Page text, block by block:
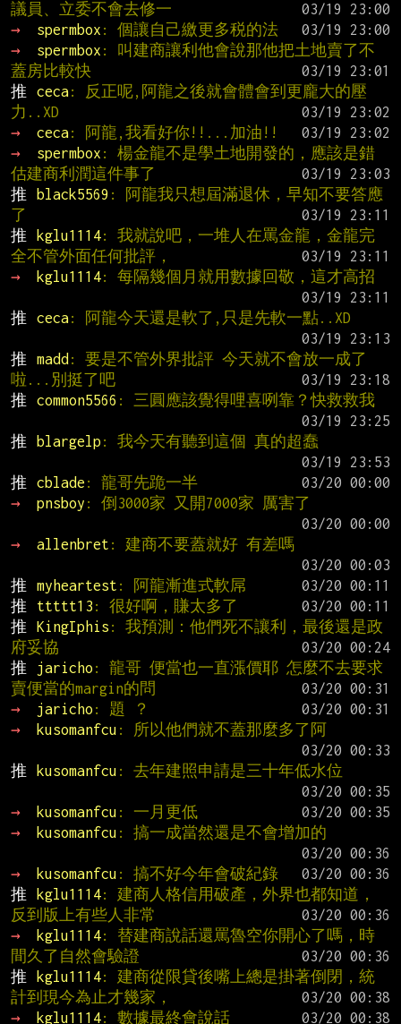
議員、立委不會去修一
→
spermbox : 個讓自己繳更多税的法
→
spermbox : 叫建商讓利他會說那他把土地賣了不
蓋房比較快
推
ceca: 反正呢,阿龍之後就會體會到更龐大的壓
力..XD
→
ceca: 阿龍,我看好你!!...加油!!
→
spermbox : 楊金龍不是學土地開發的，應該是錯
估建商利潤這件事了
推
black5569 : 阿龍我只想屆滿退休，早知不要答應
了
推
kglu1114: 我就說吧，一堆人在罵金龍，金龍完
全不管外面任何批評，
→
kglu1114: 每隔幾個月就用數據回敬，這才高招
推
ceca: 阿龍今天還是軟了,只是先軟一點..XD
推
madd : 要是不管外界批評 今天就不會放一成了
啦...別挺了吧
推
common5566 : 三圓應該覺得哩喜咧靠？快救救我
推
blargelp : 我今天有聽到這個 真的超蠢
推
cblade : 龍哥先跪一半
→
pnsboy : 倒3000家 又開7000家 厲害了
→
allenbret : 建商不要蓋就好 有差嗎
推
myheartest : 阿龍漸進式軟屌
推
ttttt13 : 很好啊，賺太多了
推
KingIphis : 我預測：他們死不讓利，最後還是政
府妥協
推
jaricho : 龍哥 便當也一直漲價耶 怎麼不去要求
賣便當的margin的問
→
jaricho : 題 ？
→
kusomanfcu : 所以他們就不蓋那麼多了阿
推
kusomanfcu : 去年建照申請是三十年低水位
→
kusomanfcu : 一月更低
→
kusomanfcu : 搞一成當然還是不會增加的
→
kusomanfcu : 搞不好今年會破紀錄
推
kglu1114: 建商人格信用破產，外界也都知道，
反到版上有些人非常
→
kglu1114: 替建商說話還罵魯空你開心了嗎，時
間久了自然會驗證
推
kglu1114: 建商從限貸後嘴上總是掛著倒閉，統
計到現今為止才幾家，
→
kglu1114: 數據最終會說話